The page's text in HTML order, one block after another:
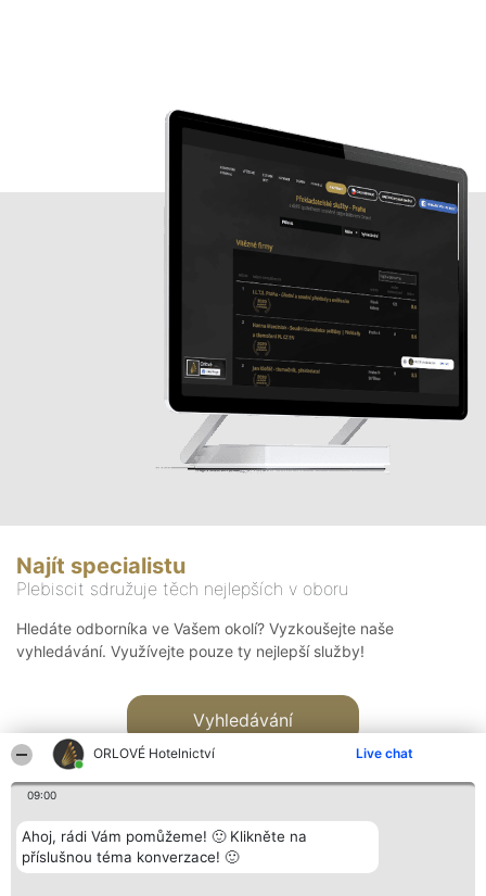
ORLOVÉ Hotelnictví Live chat
09:00
Ahoj, rádi Vám pomůžeme! 🙂 Klikněte na
příslušnou téma konverzace! 🙂
Najít specialistu
Plebiscit sdružuje těch nejlepších v oboru
Hledáte odborníka ve Vašem okolí? Vyzkoušejte naše
vyhledávání. Využívejte pouze ty nejlepší služby!
Vyhledávání